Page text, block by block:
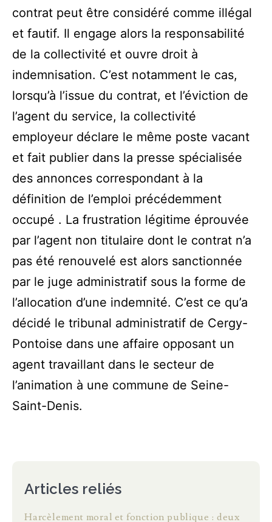
contrat peut être considéré comme illégal
et fautif. Il engage alors la responsabilité
de la collectivité et ouvre droit à
indemnisation. C’est notamment le cas,
lorsqu’à l’issue du contrat, et l’éviction de
l’agent du service, la collectivité
employeur déclare le même poste vacant
et fait publier dans la presse spécialisée
des annonces correspondant à la
définition de l’emploi précédemment
occupé . La frustration légitime éprouvée
par l’agent non titulaire dont le contrat n’a
pas été renouvelé est alors sanctionnée
par le juge administratif sous la forme de
l’allocation d’une indemnité. C’est ce qu’a
décidé le tribunal administratif de Cergy-
Pontoise dans une affaire opposant un
agent travaillant dans le secteur de
l’animation à une commune de Seine-
Saint-Denis.
Articles reliés
Harcèlement moral et fonction publique : deux